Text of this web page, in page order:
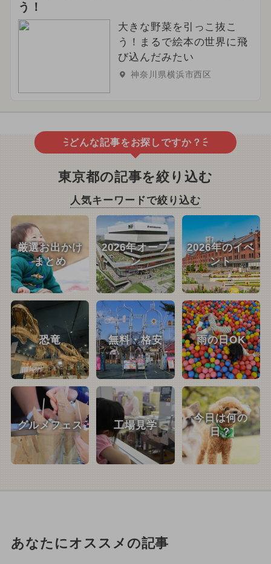
う！
大きな野菜を引っこ抜こ
う！まるで絵本の世界に飛
び込んだみたい
神奈川県横浜市西区
どんな記事をお探しですか？
東京都の記事を絞り込む
人気キーワードで絞り込む
厳選お出かけ
まとめ
2026年オープ
ン
2026年のイベ
ント
恐竜 無料・格安 雨の日OK
グルメフェス 工場見学
今日は何の
日？
あなたにオススメの記事